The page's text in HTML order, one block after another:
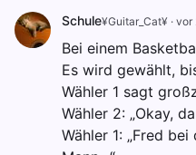
Schule¥Guitar_Cat¥ · vor
Bei einem
Es wird gewählt,
Wähler 1 sagt
Wähler 2: „Okay,
Wähler 1: „Fred